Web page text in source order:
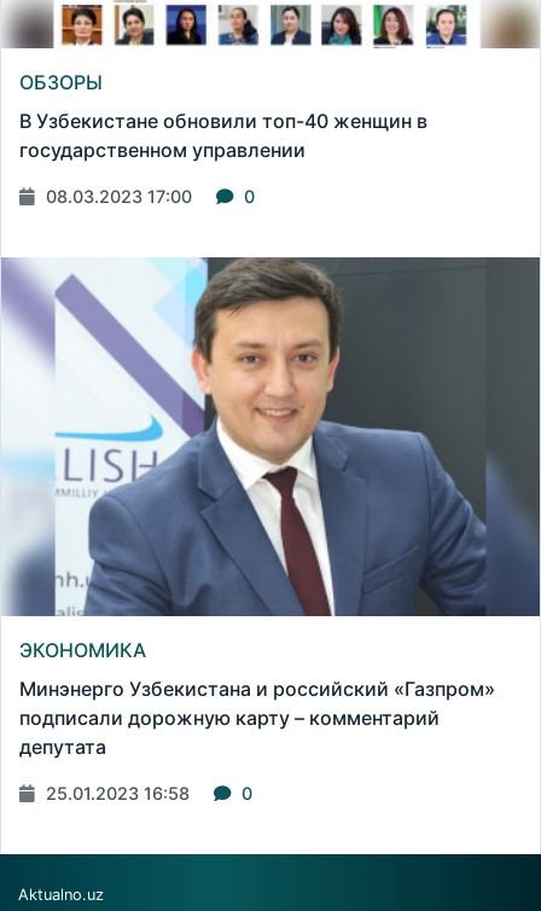
ОБЗОРЫ
В Узбекистане обновили топ-40 женщин в
государственном управлении
08.03.2023 17:00 0
ЭКОНОМИКА
Минэнерго Узбекистана и российский «Газпром»
подписали дорожную карту – комментарий
депутата
25.01.2023 16:58 0
Aktualno.uz